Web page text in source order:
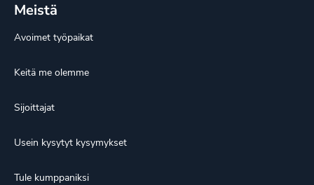
Meistä
Avoimet työpaikat
Keitä me olemme
Sijoittajat
Usein kysytyt kysymykset
Tule kumppaniksi